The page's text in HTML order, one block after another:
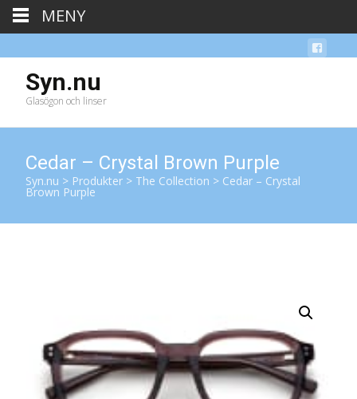
Syn.nu
Glasögon och linser
Cedar – Crystal Brown Purple
Syn.nu > Produkter > The Collection > Cedar – Crystal
Brown Purple
MENY